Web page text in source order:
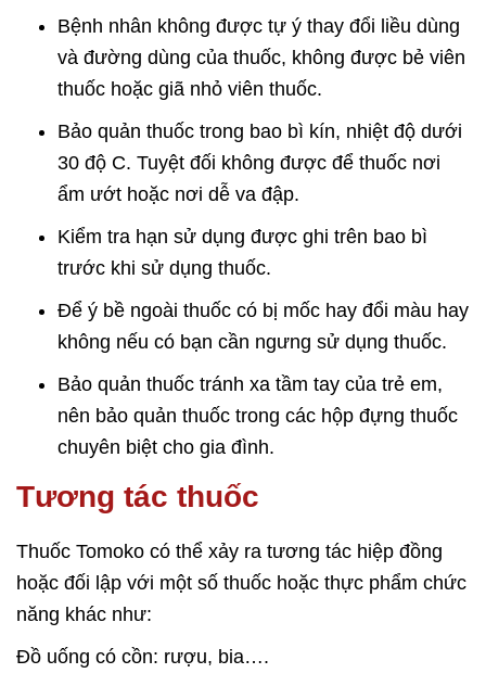
Bệnh nhân không được tự ý thay đổi liều dùng
và đường dùng của thuốc, không được bẻ viên
thuốc hoặc giã nhỏ viên thuốc.
Bảo quản thuốc trong bao bì kín, nhiệt độ dưới
30 độ C. Tuyệt đối không được để thuốc nơi
ẩm ướt hoặc nơi dễ va đập.
Kiểm tra hạn sử dụng được ghi trên bao bì
trước khi sử dụng thuốc.
Để ý bề ngoài thuốc có bị mốc hay đổi màu hay
không nếu có bạn cần ngưng sử dụng thuốc.
Bảo quản thuốc tránh xa tầm tay của trẻ em,
nên bảo quản thuốc trong các hộp đựng thuốc
chuyên biệt cho gia đình.
Tương tác thuốc
Thuốc Tomoko có thể xảy ra tương tác hiệp đồng
hoặc đối lập với một số thuốc hoặc thực phẩm chức
năng khác như:
Đồ uống có cồn: rượu, bia….